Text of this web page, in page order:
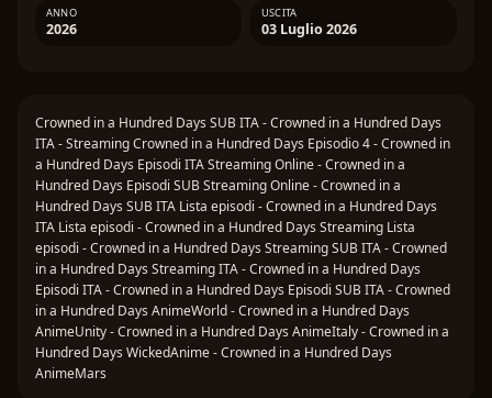
ANNO
2026
USCITA
03 Luglio 2026
Crowned in a Hundred Days SUB ITA - Crowned in a Hundred Days
ITA - Streaming Crowned in a Hundred Days Episodio 4 - Crowned in
a Hundred Days Episodi ITA Streaming Online - Crowned in a
Hundred Days Episodi SUB Streaming Online - Crowned in a
Hundred Days SUB ITA Lista episodi - Crowned in a Hundred Days
ITA Lista episodi - Crowned in a Hundred Days Streaming Lista
episodi - Crowned in a Hundred Days Streaming SUB ITA - Crowned
in a Hundred Days Streaming ITA - Crowned in a Hundred Days
Episodi ITA - Crowned in a Hundred Days Episodi SUB ITA - Crowned
in a Hundred Days AnimeWorld - Crowned in a Hundred Days
AnimeUnity - Crowned in a Hundred Days AnimeItaly - Crowned in a
Hundred Days WickedAnime - Crowned in a Hundred Days
AnimeMars